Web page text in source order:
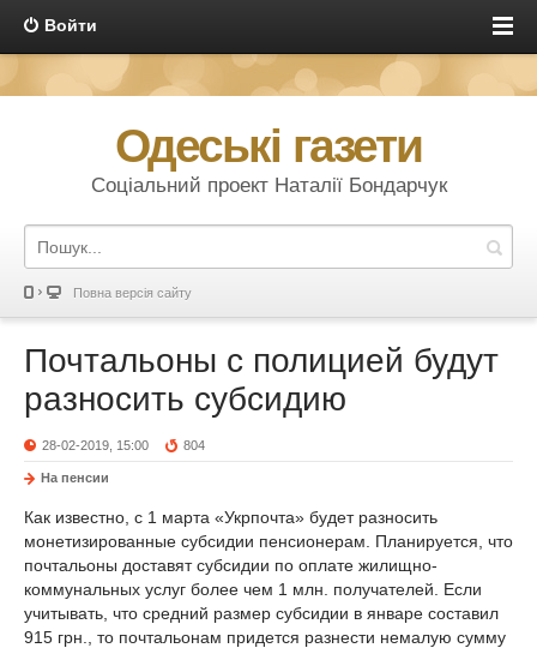
Войти
Одеські газети
Соціальний проект Наталії Бондарчук
Повна версія сайту
Почтальоны с полицией будут
разносить субсидию
28-02-2019, 15:00 804
На пенсии
Как известно, с 1 марта «Укрпочта» будет разносить
монетизированные субсидии пенсионерам. Планируется, что
почтальоны доставят субсидии по оплате жилищно-
коммунальных услуг более чем 1 млн. получателей. Если
учитывать, что средний размер субсидии в январе составил
915 грн., то почтальонам придется разнести немалую сумму